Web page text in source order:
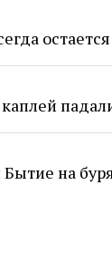
каплей
на